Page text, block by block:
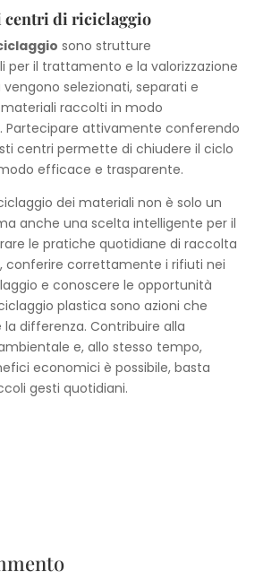
centri di riciclaggio
sono strutture
per il trattamento e la valorizzazione
vengono selezionati, separati e
raccolti in modo
Partecipare attivamente conferendo
centri permette di chiudere il ciclo
efficace e trasparente.
dei materiali non è solo un
anche una scelta intelligente per il
le pratiche quotidiane di raccolta
conferire correttamente i rifiuti nei
e conoscere le opportunità
plastica sono azioni che
la differenza. Contribuire alla
e, allo stesso tempo,
economici è possibile, basta
gesti quotidiani.